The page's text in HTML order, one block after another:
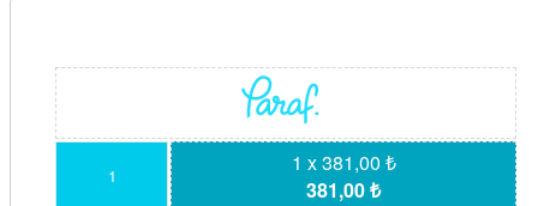
1
1 x 381,00 ₺
381,00 ₺